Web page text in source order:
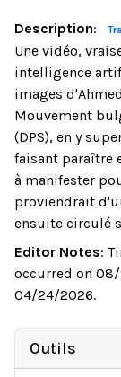
Description:
Une vidéo,
intelligence
images
Mouvement
(DPS), en y
faisant paraître
à manifester
proviendrait
ensuite circulé
Editor Notes:
occurred on 08/
04/24/2026.
Outils